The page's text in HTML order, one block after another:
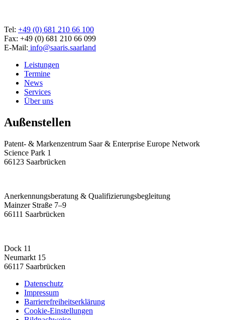
Tel: +49 (0) 681 210 66 100
Fax: +49 (0) 681 210 66 099
E-Mail: info@saaris.saarland
Leistungen
Termine
News
Services
Über uns
Außenstellen
Patent- & Markenzentrum Saar & Enterprise Europe Network
Science Park 1
66123 Saarbrücken
Anerkennungsberatung & Qualifizierungsbegleitung
Mainzer Straße 7–9
66111 Saarbrücken
Dock 11
Neumarkt 15
66117 Saarbrücken
Datenschutz
Impressum
Barrierefreiheitserklärung
Cookie-Einstellungen